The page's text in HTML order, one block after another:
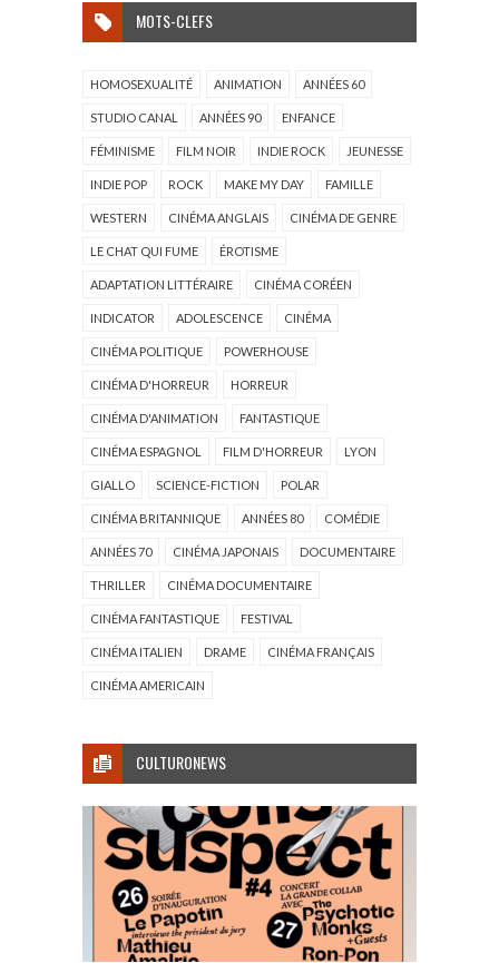
MOTS-CLEFS
HOMOSEXUALITÉ ANIMATION ANNÉES 60
STUDIO CANAL ANNÉES 90 ENFANCE
FÉMINISME FILM NOIR INDIE ROCK JEUNESSE
INDIE POP ROCK MAKE MY DAY FAMILLE
WESTERN CINÉMA ANGLAIS CINÉMA DE GENRE
LE CHAT QUI FUME ÉROTISME
ADAPTATION LITTÉRAIRE CINÉMA CORÉEN
INDICATOR ADOLESCENCE CINÉMA
CINÉMA POLITIQUE POWERHOUSE
CINÉMA D'HORREUR HORREUR
CINÉMA D'ANIMATION FANTASTIQUE
CINÉMA ESPAGNOL FILM D'HORREUR LYON
GIALLO SCIENCE-FICTION POLAR
CINÉMA BRITANNIQUE ANNÉES 80 COMÉDIE
ANNÉES 70 CINÉMA JAPONAIS DOCUMENTAIRE
THRILLER CINÉMA DOCUMENTAIRE
CINÉMA FANTASTIQUE FESTIVAL
CINÉMA ITALIEN DRAME CINÉMA FRANÇAIS
CINÉMA AMERICAIN
CULTURONEWS